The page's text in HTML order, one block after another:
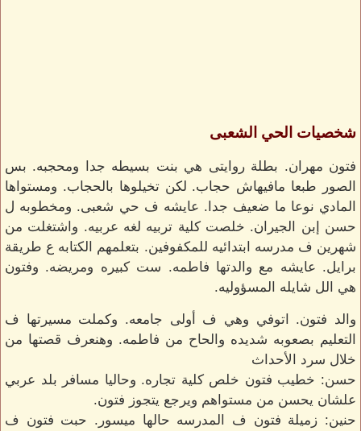
شخصيات الحي الشعبى
فتون مهران. بطلة روايتى هي بنت بسيطه جدا ومحجبه. بس
الصور طبعا مافيهاش حجاب. لكن تخيلوها بالحجاب. ومستواها
المادي نوعا ما ضعيف جدا. عايشه ف حي شعبى. ومخطوبه ل
حسن إبن الجيران. خلصت كلية تربيه لغه عربيه. واشتغلت من
شهرين ف مدرسه ابتدائيه للمكفوفين. بتعلمهم الكتابه ع طريقة
برايل. عايشه مع والدتها فاطمه. ست كبيره ومريضه. وفتون
هي الل شايله المسؤوليه.
والد فتون. اتوفي وهي ف أولى جامعه. وكملت مسيرتها ف
التعليم بصعوبه شديده والحاح من فاطمه. وهنعرف قصتها من
خلال سرد الأحداث
حسن: خطيب فتون خلص كلية تجاره. وحاليا مسافر بلد عربي
علشان يحسن من مستواهم ويرجع يتجوز فتون.
حنين: زميلة فتون ف المدرسه حالها ميسور. حبت فتون ف